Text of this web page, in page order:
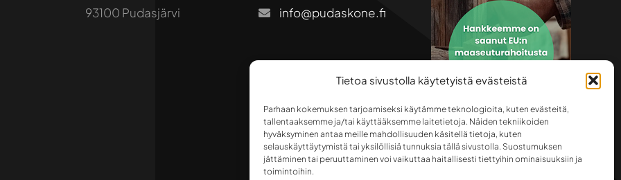
Tietoa sivustolla käytetyistä evästeistä
Parhaan kokemuksen tarjoamiseksi käytämme teknologioita, kuten evästeitä,
tallentaaksemme ja/tai käyttääksemme laitetietoja. Näiden tekniikoiden
hyväksyminen antaa meille mahdollisuuden käsitellä tietoja, kuten
selauskäyttäytymistä tai yksilöllisiä tunnuksia tällä sivustolla. Suostumuksen
jättäminen tai peruuttaminen voi vaikuttaa haitallisesti tiettyihin ominaisuuksiin ja
toimintoihin.
93100 Pudasjärvi
info@pudaskone.fi